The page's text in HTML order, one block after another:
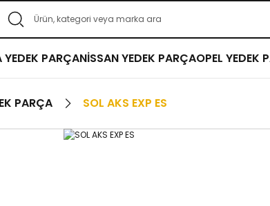
PARÇANİSSAN YEDEK PARÇAOPEL YEDEK
PARÇA SOL AKS EXP ES